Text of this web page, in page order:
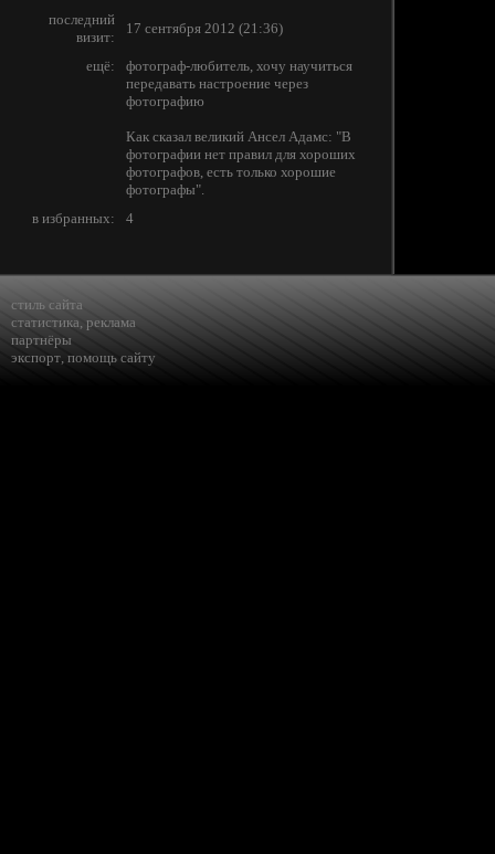
последний
визит:
17 сентября 2012 (21:36)
ещё:
фотограф-любитель, хочу научиться
передавать настроение через
фотографию
Как сказал великий Ансел Адамс: "В
фотографии нет правил для хороших
фотографов, есть только хорошие
фотографы".
в избранных:
4
стиль сайта
статистика, реклама
партнёры
экспорт, помощь сайту